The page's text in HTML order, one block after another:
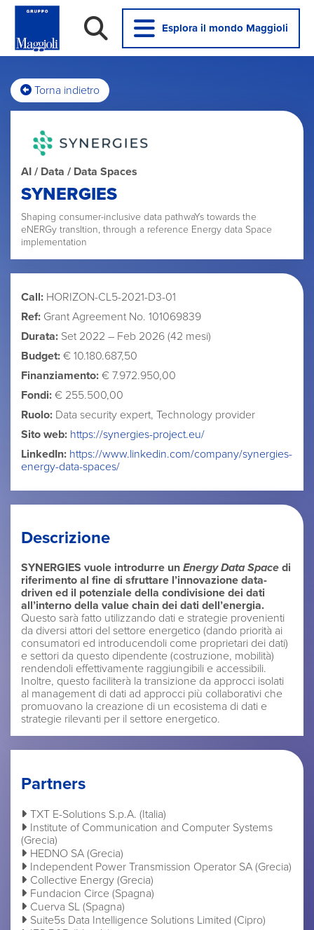
Esplora il mondo Maggioli
Torna indietro
AI / Data / Data Spaces
SYNERGIES
Shaping consumer-inclusive data pathwaYs towards the
eNERGy transItion, through a reference Energy data Space
implementation
Call: HORIZON-CL5-2021-D3-01
Ref: Grant Agreement No. 101069839
Durata: Set 2022 – Feb 2026 (42 mesi)
Budget: € 10.180.687,50
Finanziamento: € 7.972.950,00
Fondi: € 255.500,00
Ruolo: Data security expert, Technology provider
Sito web: https://synergies-project.eu/
LinkedIn: https://www.linkedin.com/company/synergies-
energy-data-spaces/
Descrizione
SYNERGIES vuole introdurre un Energy Data Space di
riferimento al fine di sfruttare l’innovazione data-
driven ed il potenziale della condivisione dei dati
all’interno della value chain dei dati dell’energia.
Questo sarà fatto utilizzando dati e strategie provenienti
da diversi attori del settore energetico (dando priorità ai
consumatori ed introducendoli come proprietari dei dati)
e settori da questo dipendente (costruzione, mobilità)
rendendoli effettivamente raggiungibili e accessibili.
Inoltre, questo faciliterà la transizione da approcci isolati
al management di dati ad approcci più collaborativi che
promuovano la creazione di un ecosistema di dati e
strategie rilevanti per il settore energetico.
Partners
TXT E-Solutions S.p.A. (Italia)
Institute of Communication and Computer Systems
(Grecia)
HEDNO SA (Grecia)
Independent Power Transmission Operator SA (Grecia)
Collective Energy (Grecia)
Fundacion Circe (Spagna)
Cuerva SL (Spagna)
Suite5s Data Intelligence Solutions Limited (Cipro)